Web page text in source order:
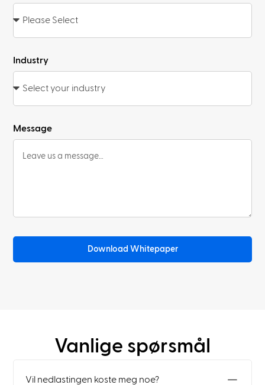
Industry
Message
Download Whitepaper
Vanlige spørsmål
Vil nedlastingen koste meg noe?